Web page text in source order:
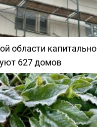
области капитально
627 домов